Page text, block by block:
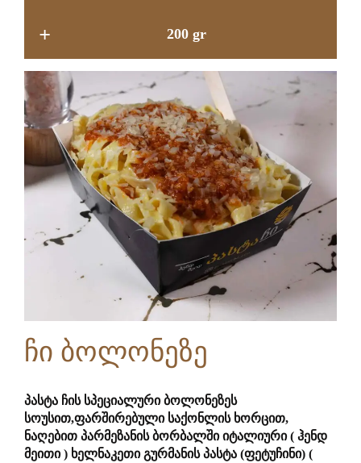
+ 200 gr
17.9 GEL
ჩი ბოლონეზე
პასტა ჩის სპეციალური ბოლონეზეს
სოუსით,ფარშირებული საქონლის ხორცით,
ნაღებით პარმეზანის ბორბალში იტალიური ( ჰენდ
მეითი ) ხელნაკეთი გურმანის პასტა (ფეტუჩინი) (